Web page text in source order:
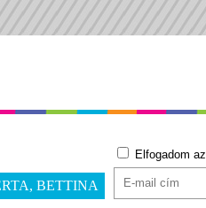
BETTINA
Elfogadom az